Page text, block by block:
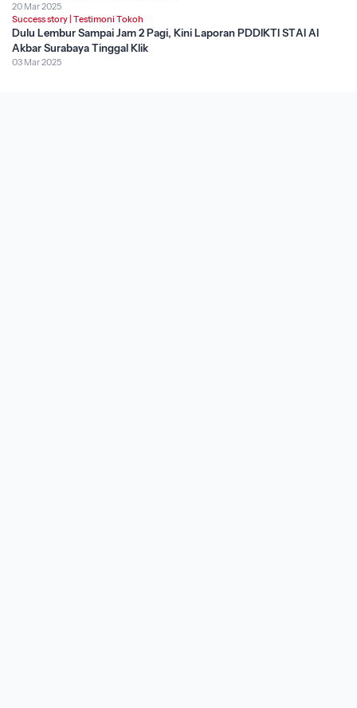
20 Mar 2025
Success story Testimoni Tokoh
Dulu Lembur Sampai Jam 2 Pagi, Kini Laporan PDDIKTI STAI Al
Akbar Surabaya Tinggal Klik
03 Mar 2025